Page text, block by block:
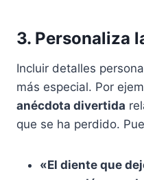
3. Personaliza
Incluir detalles
más especial. Por
anécdota divertida
que se ha perdido.
«El diente que